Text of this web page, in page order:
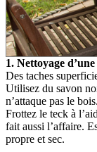
1. Nettoyage
Des taches
Utilisez du savon
n’attaque pas le
Frottez le teck à
fait aussi l’affaire.
propre et sec.